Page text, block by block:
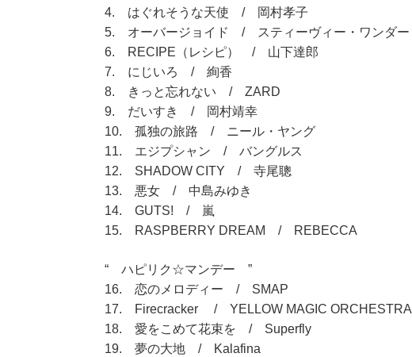
4. はぐれそうな天使 / 岡村孝子
5. オーバージョイド / スティーヴィー・ワンダー
6. RECIPE（レシピ） / 山下達郎
7. にじいろ / 絢香
8. きっと忘れない / ZARD
9. だいすき / 岡村靖幸
10. 孤独の旅路 / ニール・ヤング
11. エジプシャン / バングルス
12. SHADOW CITY / 寺尾聰
13. 悪女 / 中島みゆき
14. GUTS! / 嵐
15. RASPBERRY DREAM / REBECCA
“ ハピリク☆マンデー ”
16. 恋のメロディー / SMAP
17. Firecracker / YELLOW MAGIC ORCHESTRA
18. 愛をこめて花束を / Superfly
19. 夢の大地 / Kalafina